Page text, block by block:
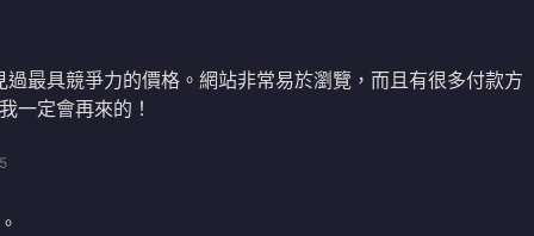
最具競爭力的價格。網站非常易於瀏覽，而且有很多付款方
一定會再來的！